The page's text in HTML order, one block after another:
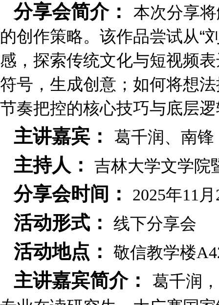
分享会简介： 本次分享
的创作策略。 该作品尝试从“
感，探索传统文化与短视频
符号 ，生成创意； 如何将想
节奏把控的核心技巧与底层
主讲嘉宾： 葛千润、南锋
主持人： 吉林大学文学院
分享会时间： 2025年11
活动形式： 线下分享会
活动地点： 敬信教学楼
主讲嘉宾简介：
葛千润